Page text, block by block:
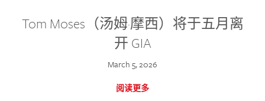
Tom Moses（汤姆·摩西）将于五月离
开 GIA
March 5, 2026
阅读更多